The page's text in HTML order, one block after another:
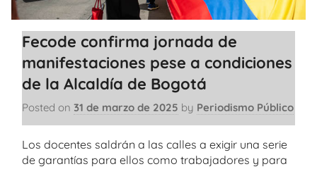
Fecode confirma jornada de
manifestaciones pese a condiciones
de la Alcaldía de Bogotá
Posted on 31 de marzo de 2025 by Periodismo Público
Los docentes saldrán a las calles a exigir una serie
de garantías para ellos como trabajadores y para